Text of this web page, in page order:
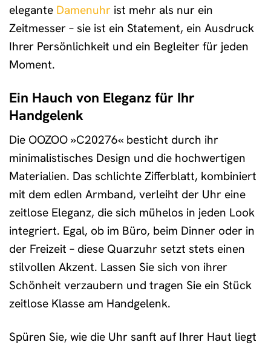
elegante Damenuhr ist mehr als nur ein
Zeitmesser – sie ist ein Statement, ein Ausdruck
Ihrer Persönlichkeit und ein Begleiter für jeden
Moment.
Ein Hauch von Eleganz für Ihr
Handgelenk
Die OOZOO »C20276« besticht durch ihr
minimalistisches Design und die hochwertigen
Materialien. Das schlichte Zifferblatt, kombiniert
mit dem edlen Armband, verleiht der Uhr eine
zeitlose Eleganz, die sich mühelos in jeden Look
integriert. Egal, ob im Büro, beim Dinner oder in
der Freizeit – diese Quarzuhr setzt stets einen
stilvollen Akzent. Lassen Sie sich von ihrer
Schönheit verzaubern und tragen Sie ein Stück
zeitlose Klasse am Handgelenk.
Spüren Sie, wie die Uhr sanft auf Ihrer Haut liegt